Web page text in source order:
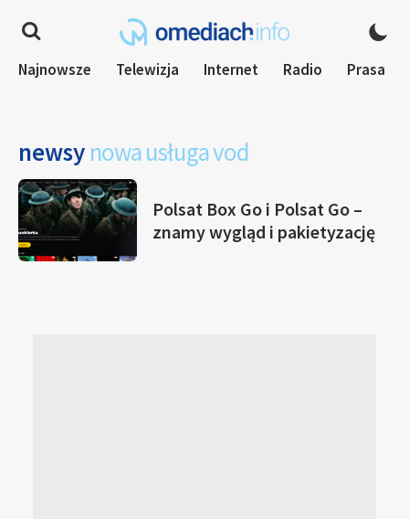
Najnowsze Telewizja Internet Radio Prasa
newsy nowa usługa vod
Polsat Box Go i Polsat Go –
znamy wygląd i pakietyzację